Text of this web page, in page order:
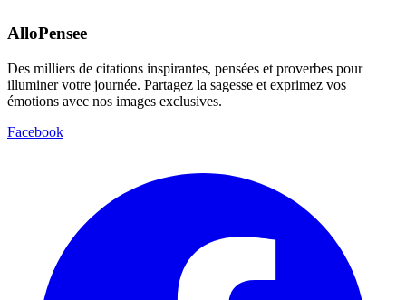
AlloPensee
Des milliers de citations inspirantes, pensées et proverbes pour
illuminer votre journée. Partagez la sagesse et exprimez vos
émotions avec nos images exclusives.
Facebook